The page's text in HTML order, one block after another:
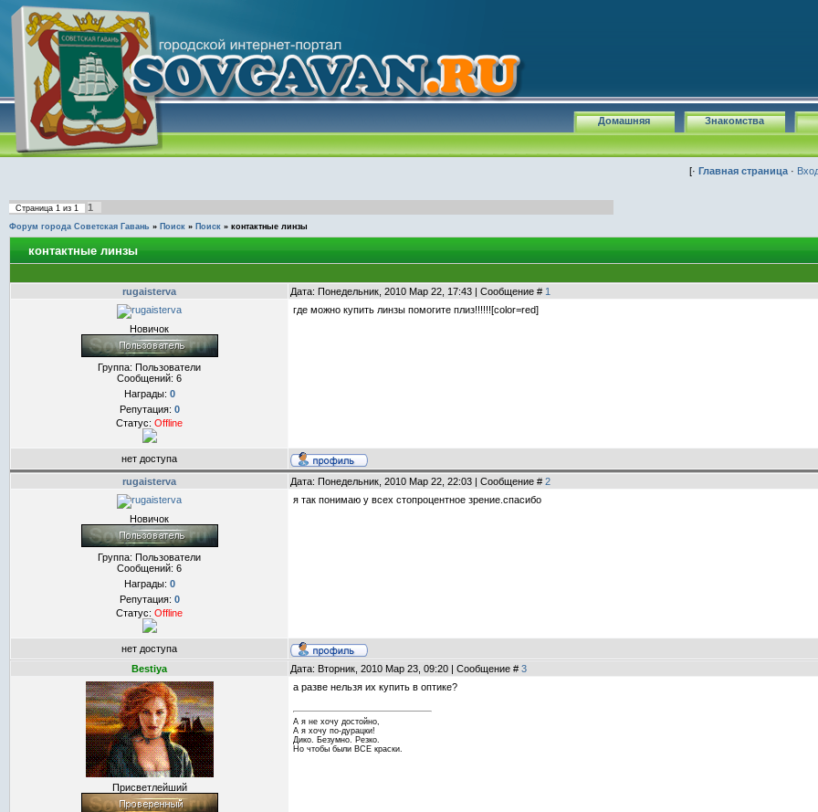
Знакомства
Домашняя
[· Главная страница ·
Страница 1 из 1 1
Форум города Советская Гавань » Поиск » Поиск » контактные линзы
контактные линзы
rugaisterva Дата: Понедельник, 2010 Мар 22, 17:43 | Сообщение # 1
Новичок
Группа: Пользователи
Сообщений: 6
Награды: 0
Репутация: 0
Статус: Offline
где можно купить линзы помогите плиз!!!!!![color=red]
нет доступа
rugaisterva Дата: Понедельник, 2010 Мар 22, 22:03 | Сообщение # 2
Новичок
Группа: Пользователи
Сообщений: 6
Награды: 0
Репутация: 0
Статус: Offline
я так понимаю у всех стопроцентное зрение.спасибо
нет доступа
Bestiya
Дата: Вторник, 2010 Мар 23, 09:20 | Сообщение # 3
Присветлейший
а разве нельзя их купить в оптике?
А я не хочу достойно,
А я хочу по-дурацки!
Дико. Безумно. Резко.
Но чтобы были ВСЕ краски.